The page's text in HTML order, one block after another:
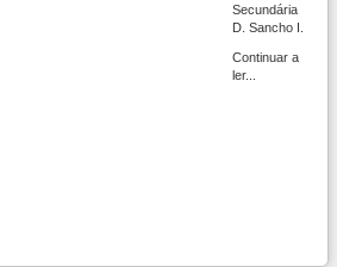
Secundária
D. Sancho I.
Continuar a
ler...